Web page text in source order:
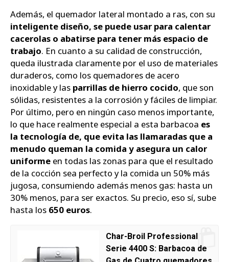
Además, el quemador lateral montado a ras, con su
inteligente diseño, se puede usar para calentar
cacerolas o abatirse para tener más espacio de
trabajo. En cuanto a su calidad de construcción,
queda ilustrada claramente por el uso de materiales
duraderos, como los quemadores de acero
inoxidable y las parrillas de hierro cocido, que son
sólidas, resistentes a la corrosión y fáciles de limpiar.
Por último, pero en ningún caso menos importante,
lo que hace realmente especial a esta barbacoa es
la tecnología de, que evita las llamaradas que a
menudo queman la comida y asegura un calor
uniforme en todas las zonas para que el resultado
de la cocción sea perfecto y la comida un 50% más
jugosa, consumiendo además menos gas: hasta un
30% menos, para ser exactos. Su precio, eso sí, sube
hasta los 650 euros.
Char-Broil Professional
Serie 4400 S: Barbacoa de